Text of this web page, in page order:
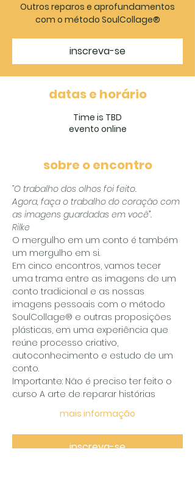
Outros reparos e aprofundamentos
com o método SoulCollage®️
inscreva-se
datas e horário
Time is TBD
evento online
sobre o encontro
“O trabalho dos olhos foi feito.
Agora, faça o trabalho do coração com
as imagens guardadas em você”.
Rilke
O mergulho em um conto é também
um mergulho em si.
Em cinco encontros, vamos tecer
uma trama entre as imagens de um
conto tradicional e as nossas
imagens pessoais com o método
SoulCollage®️ e outras proposições
plásticas, em uma experiência que
reúne processo criativo,
autoconhecimento e estudo de um
conto.
Importante: Não é preciso ter feito o
curso A arte de reparar histórias
mais informação
inscreva-se